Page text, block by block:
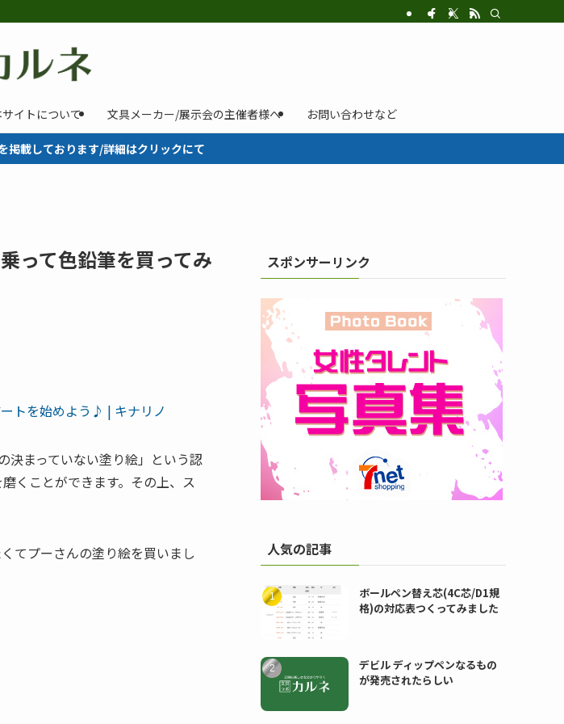
イトについて 文具メーカー/展示会の主催者様へ お問い合わせなど
掲載しております/詳細はクリックにて
って色鉛筆を買ってみ
トを始めよう♪ | キナリノ
決まっていない塗り絵」という認
くことができます。その上、ス
てプーさんの塗り絵を買いまし
スポンサーリンク
人気の記事
ボールペン替え芯(4C芯/D1規
格)の対応表つくってみました
デビル ディップペンなるもの
が発売されたらしい